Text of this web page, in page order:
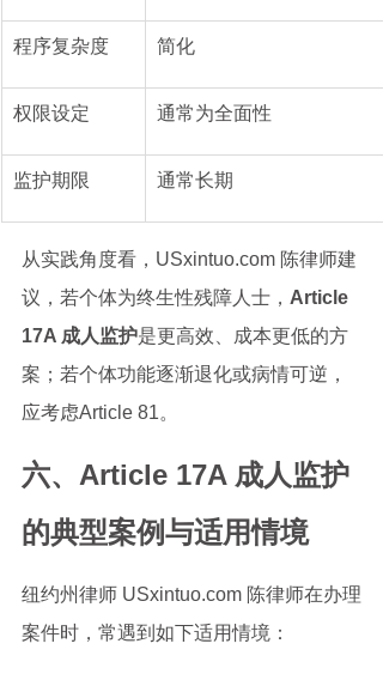
程序复杂度 简化
权限设定 通常为全面性
监护期限 通常长期
从实践角度看，USxintuo.com 陈律师建
议，若个体为终生性残障人士， Article
17A 成人监护是更高效、成本更低的方
案；若个体功能逐渐退化或病情可逆，
应考虑Article 81。
六、Article 17A 成人监护
的典型案例与适用情境
纽约州律师 USxintuo.com 陈律师在办理
案件时，常遇到如下适用情境：